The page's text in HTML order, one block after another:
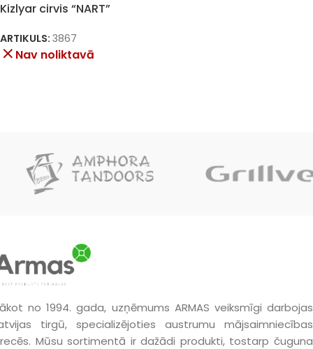
Kizlyar cirvis “NART”
ARTIKULS: 3867
Nav noliktavā
no 1994. gada, uzņēmums ARMAS veiksmīgi darbojas
tirgū, specializējoties austrumu mājsaimniecības
Mūsu sortimentā ir dažādi produkti, tostarp čuguna